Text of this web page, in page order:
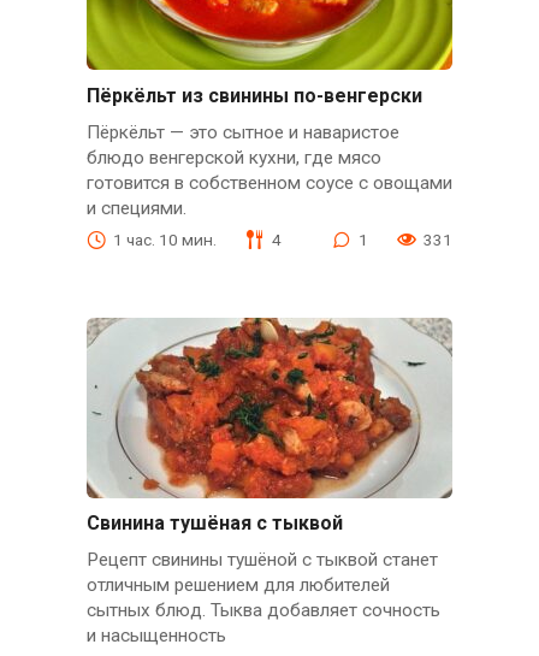
Пёркёльт из свинины по-венгерски
Пёркёльт — это сытное и наваристое
блюдо венгерской кухни, где мясо
готовится в собственном соусе с овощами
и специями.
1 час. 10 мин. 4 1 331
Свинина тушёная с тыквой
Рецепт свинины тушёной с тыквой станет
отличным решением для любителей
сытных блюд. Тыква добавляет сочность
и насыщенность